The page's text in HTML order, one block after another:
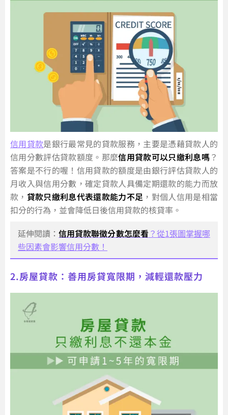
信用貸款是銀行最常見的貸款服務，主要是憑藉貸款人的
信用分數評估貸款額度。那麼信用貸款可以只繳利息嗎？
答案是不行的喔！信用貸款的額度是由銀行評估貸款人的
月收入與信用分數，確定貸款人具備定期還款的能力而放
款， 貸款只繳利息代表還款能力不足 ，對個人信用是相當
扣分的行為，並會降低日後信用貸款的核貸率。
延伸閱讀：信用貸款聯徵分數怎麼看 ？從1張圖掌握哪
些因素會影響信用分數！
2.房屋貸款：善用房貸寬限期，減輕還款壓力